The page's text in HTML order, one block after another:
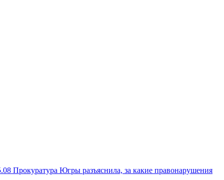
Прокуратура Югры разъяснила, за какие правонарушения